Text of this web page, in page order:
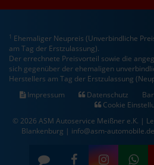
1 Ehemaliger Neupreis (Unverbindliche
am Tag der Erstzulassung).
Der errechnete Preisvorteil sowie die
sich gegenüber der ehemaligen
Herstellers am Tag der Erstzulassung
Impressum
Datenschutz
Cookie
© 2026 ASM Autoservice Meißner e.K. |
Blankenburg | info@asm-